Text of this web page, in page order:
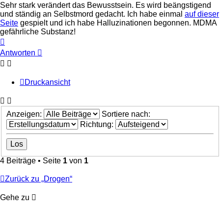
Sehr stark verändert das Bewusstsein. Es wird beängstigend
und ständig an Selbstmord gedacht. Ich habe einmal auf dieser
Seite gespielt und ich habe Halluzinationen begonnen. MDMA
gefährliche Substanz!
oben
Antworten
Druckansicht
Anzeigen:
Sortiere nach:
Richtung:
4 Beiträge • Seite 1 von 1
Zurück zu „Drogen“
Gehe zu